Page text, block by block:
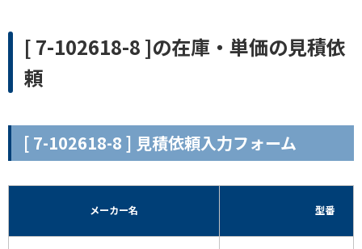
[ 7-102618-8 ]の在庫・単価の見積依
頼
[ 7-102618-8 ] 見積依頼入力フォーム
メーカー名 型番